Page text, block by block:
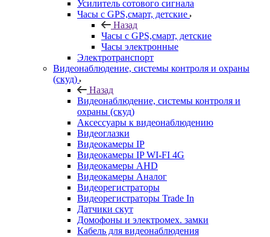
Усилитель сотового сигнала
Часы с GPS,смарт, детские
Назад
Часы с GPS,смарт, детские
Часы электронные
Электротранспорт
Видеонаблюдение, системы контроля и охраны
(скуд)
Назад
Видеонаблюдение, системы контроля и
охраны (скуд)
Аксессуары к видеонаблюдению
Видеоглазки
Видеокамеры IP
Видеокамеры IP WI-FI 4G
Видеокамеры AHD
Видеокамеры Аналог
Видеорегистраторы
Видеорегистраторы Trade In
Датчики скут
Домофоны и электромех. замки
Кабель для видеонаблюдения